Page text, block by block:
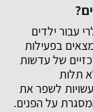
?
עבור ילדים
בפעילות
של עדשות
תלות
לשפר את
על הפנים.